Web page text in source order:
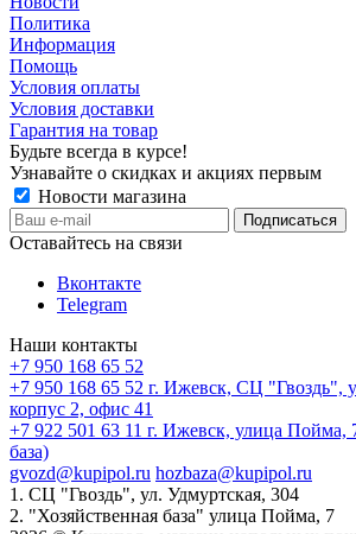
Политика
Информация
Помощь
Условия оплаты
Условия доставки
Гарантия на товар
Будьте всегда в курсе!
Узнавайте о скидках и акциях первым
Новости магазина
Оставайтесь на связи
Вконтакте
Telegram
Наши контакты
+7 950 168 65 52
+7 950 168 65 52 г. Ижевск, СЦ "Гвоздь",
корпус 2, офис 41
+7 922 501 63 11 г. Ижевск, улица Пойма,
база)
gvozd@kupipol.ru hozbaza@kupipol.ru
1. СЦ "Гвоздь", ул. Удмуртская, 304
2. "Хозяйственная база" улица Пойма, 7